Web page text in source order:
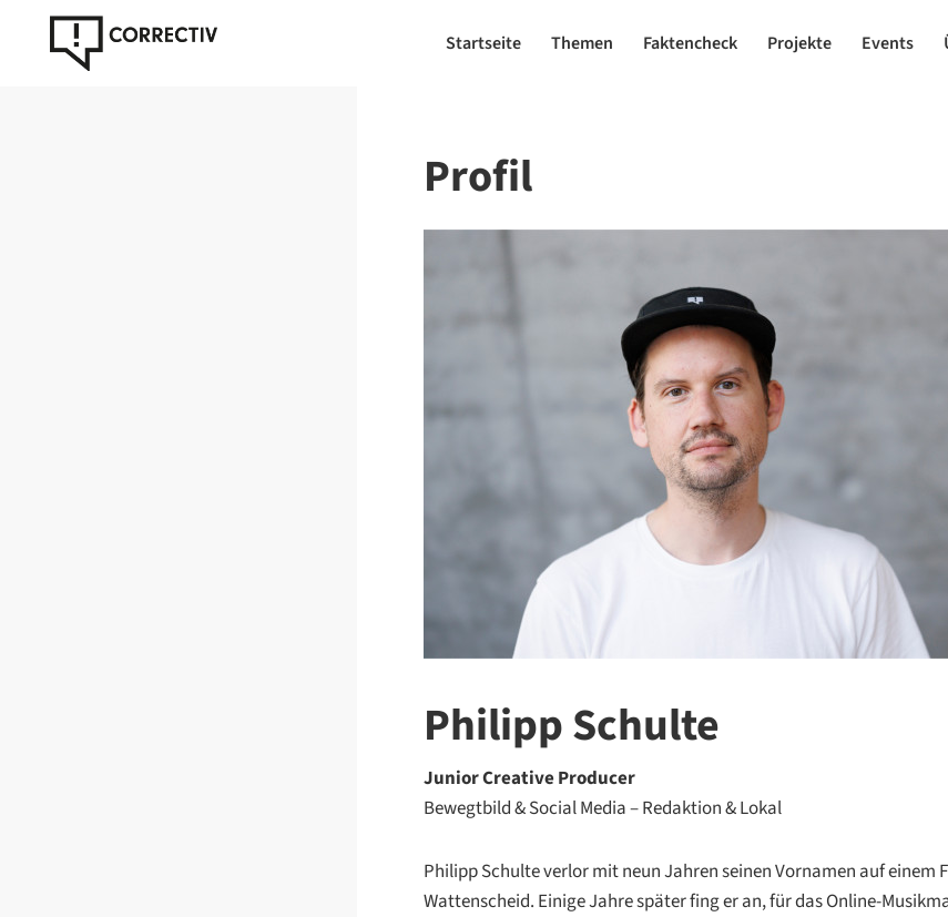
Startseite Themen Faktencheck Projekte Events
Profil
Philipp Schulte
Junior Creative Producer
Bewegtbild & Social Media – Redaktion & Lokal
Philipp Schulte verlor mit neun Jahren seinen Vornamen auf einem
Wattenscheid. Einige Jahre später fing er an, für das Online-